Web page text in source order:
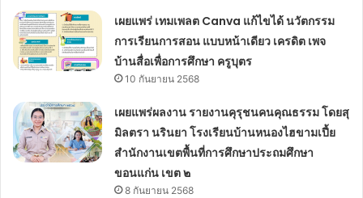
เผยแพร่ เทมเพลต Canva แก้ไขได้ นวัตกรรม
การเรียนการสอน แบบหน้าเดียว เครดิต เพจ
บ้านสื่อเพื่อการศึกษา ครูบุตร
10 กันยายน 2568
เผยแพร่ผลงาน รายงานคุรุชนคนคุณธรรม โดยสุ
มิลตรา นรินยา โรงเรียนบ้านหนองไฮขามเปี้ย
สำนักงานเขตพื้นที่การศึกษาประถมศึกษา
ขอนแก่น เขต ๒
8 กันยายน 2568